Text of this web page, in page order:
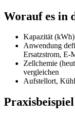
Worauf es in
Kapazität
Anwendung
Ersatzstrom, E-
Zellchemie
vergleichen
Aufstellort,
Praxisbeispiel